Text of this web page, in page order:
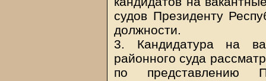
судов Президенту
должности.
3. Кандидатура на
районного суда
по представлению